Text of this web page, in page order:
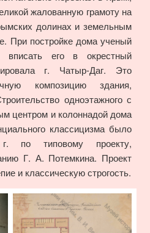
жалованную грамоту на
долинах и земельным
При постройке дома ученый
вписать его в окрестный
г. Чатыр-Даг. Это
композицию здания,
одноэтажного с
центром и колоннадой дома
классицизма было
по типовому проекту,
Г. А. Потемкина. Проект
и классическую строгость.